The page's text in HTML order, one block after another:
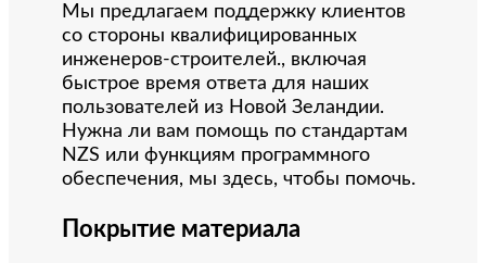
Мы предлагаем поддержку клиентов
со стороны квалифицированных
инженеров-строителей., включая
быстрое время ответа для наших
пользователей из Новой Зеландии.
Нужна ли вам помощь по стандартам
NZS или функциям программного
обеспечения, мы здесь, чтобы помочь.
Покрытие материала